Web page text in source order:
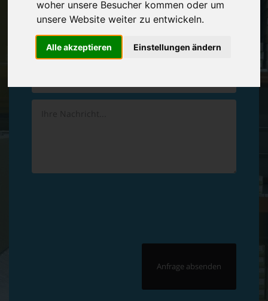
woher unsere Besucher kommen oder um
unsere Website weiter zu entwickeln.
Alle akzeptieren Einstellungen ändern
Hinterlassen Sie uns gern eine persönliche Nachricht.